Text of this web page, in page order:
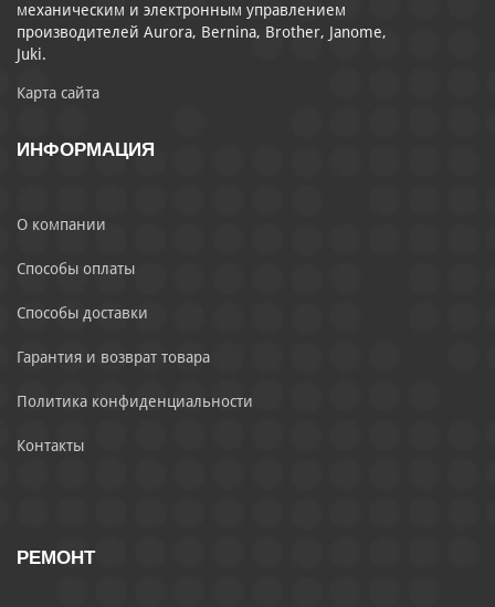
механическим и электронным управлением
производителей Aurora, Bernina, Brother, Janome,
Juki.
Карта сайта
ИНФОРМАЦИЯ
О компании
Способы оплаты
Способы доставки
Гарантия и возврат товара
Политика конфиденциальности
Контакты
РЕМОНТ